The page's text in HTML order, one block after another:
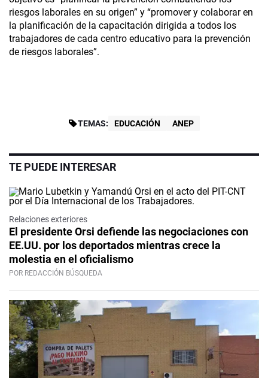
riesgos laborales en su origen” y “promover y colaborar en
la planificación de la capacitación dirigida a todos los
trabajadores de cada centro educativo para la prevención
de riesgos laborales”.
TEMAS: EDUCACIÓN ANEP
TE PUEDE INTERESAR
Relaciones exteriores
El presidente Orsi defiende las negociaciones con
EE.UU. por los deportados mientras crece la
molestia en el oficialismo
POR REDACCIÓN BÚSQUEDA